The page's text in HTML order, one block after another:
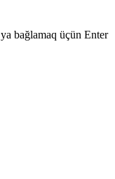
bağlamaq üçün Enter